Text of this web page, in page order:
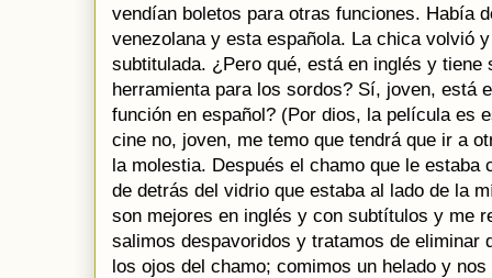
vendían boletos para otras funciones. Había
venezolana y esta española. La chica volvió
subtitulada. ¿Pero qué, está en inglés y tiene
herramienta para los sordos? Sí, joven, está
función en español? (Por dios, la película es
cine no, joven, me temo que tendrá que ir a
la molestia. Después el chamo que le estaba
de detrás del vidrio que estaba al lado de la
son mejores en inglés y con subtítulos y me
salimos despavoridos y tratamos de eliminar
los ojos del chamo; comimos un helado y